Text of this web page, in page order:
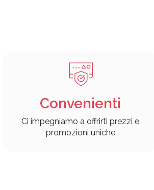
Convenienti
Ci impegniamo a offrirti prezzi e
promozioni uniche